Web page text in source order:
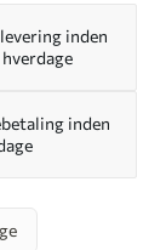
inden
inden